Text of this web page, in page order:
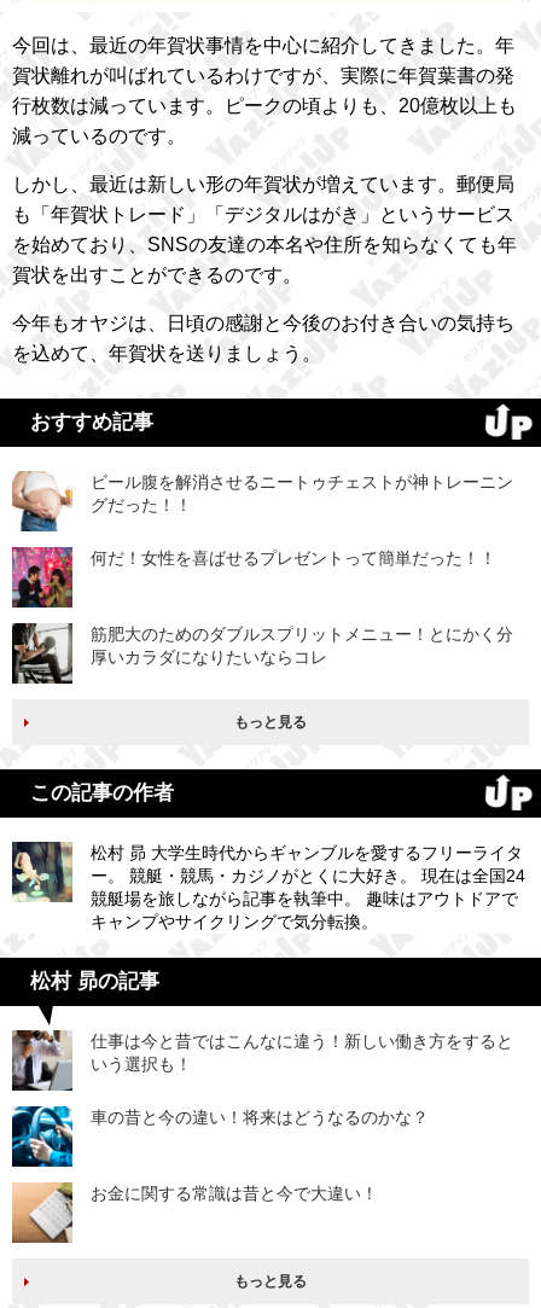
今回は、最近の年賀状事情を中心に紹介してきました。年
賀状離れが叫ばれているわけですが、実際に年賀葉書の発
行枚数は減っています。ピークの頃よりも、20億枚以上も
減っているのです。
しかし、最近は新しい形の年賀状が増えています。郵便局
も「年賀状トレード」「デジタルはがき」というサービス
を始めており、SNSの友達の本名や住所を知らなくても年
賀状を出すことができるのです。
今年もオヤジは、日頃の感謝と今後のお付き合いの気持ち
を込めて、年賀状を送りましょう。
おすすめ記事
ビール腹を解消させるニートゥチェストが神トレーニン
グだった！！
何だ！女性を喜ばせるプレゼントって簡単だった！！
筋肥大のためのダブルスプリットメニュー！とにかく分
厚いカラダになりたいならコレ
もっと見る
この記事の作者
松村 昴 大学生時代からギャンブルを愛するフリーライタ
ー。 競艇・競馬・カジノがとくに大好き。 現在は全国24
競艇場を旅しながら記事を執筆中。 趣味はアウトドアで
キャンプやサイクリングで気分転換。
松村 昴の記事
仕事は今と昔ではこんなに違う！新しい働き方をすると
いう選択も！
車の昔と今の違い！将来はどうなるのかな？
お金に関する常識は昔と今で大違い！
もっと見る